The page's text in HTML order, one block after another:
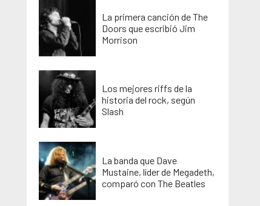
La primera canción de The
Doors que escribió Jim
Morrison
Los mejores riffs de la
historia del rock, según
Slash
La banda que Dave
Mustaine, líder de Megadeth,
comparó con The Beatles